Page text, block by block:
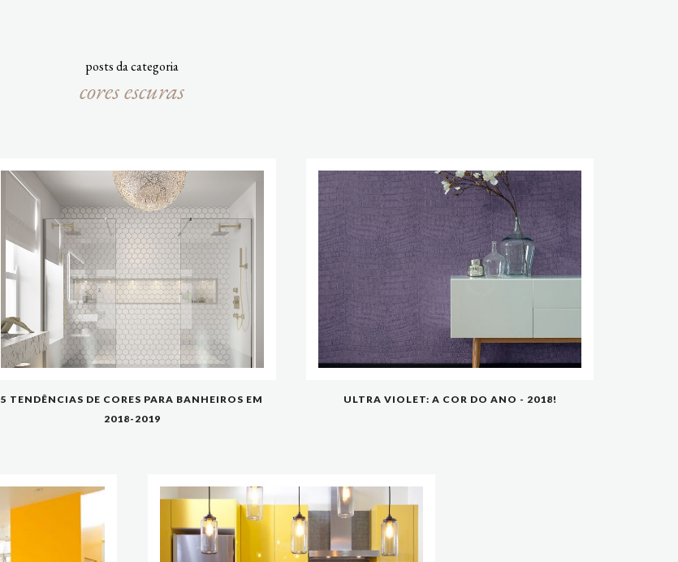
posts da categoria
cores escuras
5 TENDÊNCIAS DE CORES PARA BANHEIROS EM
2018-2019
ULTRA VIOLET: A COR DO ANO - 2018!